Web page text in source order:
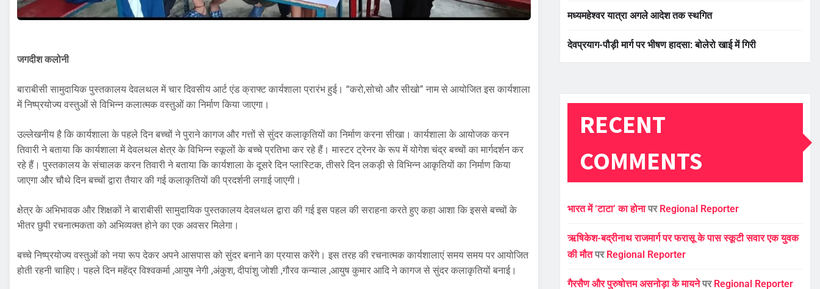
जगदीश कलोनी
बाराबीसी सामुदायिक पुस्तकालय देवलथल में चार दिवसीय आर्ट एंड क्राफ्ट कार्यशाला प्रारंभ हुई। “करो,सोचो और सीखो” नाम से आयोजित इस कार्यशाला
में निष्प्रयोज्य वस्तुओं से विभिन्न कलात्मक वस्तुओं का निर्माण किया जाएगा।
उल्लेखनीय है कि कार्यशाला के पहले दिन बच्चों ने पुराने कागज और गत्तों से सुंदर कलाकृतियों का निर्माण करना सीखा। कार्यशाला के आयोजक करन
तिवारी ने बताया कि कार्यशाला में देवलथल क्षेत्र के विभिन्न स्कूलों के बच्चे प्रतिभा कर रहे हैं। मास्टर ट्रेनर के रूप में योगेश चंद्र बच्चों का मार्गदर्शन कर
रहे हैं। पुस्तकालय के संचालक करन तिवारी ने बताया कि कार्यशाला के दूसरे दिन प्लास्टिक, तीसरे दिन लकड़ी से विभिन्न आकृतियों का निर्माण किया
जाएगा और चौथे दिन बच्चों द्वारा तैयार की गई कलाकृतियों की प्रदर्शनी लगाई जाएगी।
क्षेत्र के अभिभावक और शिक्षकों ने बाराबीसी सामुदायिक पुस्तकालय देवलथल द्वारा की गई इस पहल की सराहना करते हुए कहा आशा कि इससे बच्चों के
भीतर छुपी रचनात्मकता को अभिव्यक्त होने का एक अवसर मिलेगा।
बच्चे निष्प्रयोज्य वस्तुओं को नया रूप देकर अपने आसपास को सुंदर बनाने का प्रयास करेंगे। इस तरह की रचनात्मक कार्यशालाएं समय समय पर आयोजित
होती रहनी चाहिए। पहले दिन महेंद्र विश्वकर्मा ,आयुष नेगी ,अंकुश, दीपांशु जोशी ,गौरव कन्याल ,आयुष कुमार आदि ने कागज से सुंदर कलाकृतियों बनाई।
मध्यमहेश्वर यात्रा अगले आदेश तक स्थगित
देवप्रयाग-पौड़ी मार्ग पर भीषण हादसा: बोलेरो खाई में गिरी
RECENT
COMMENTS
भारत में ‘टाटा’ का होनापर Regional Reporter
ऋषिकेश-बद्रीनाथ राजमार्ग पर फरासू के पास स्कूटी सवार एक युवक
की मौतपर Regional Reporter
गैरसैण और पुरुषोत्तम असनोड़ा के मायनेपर Regional Reporter